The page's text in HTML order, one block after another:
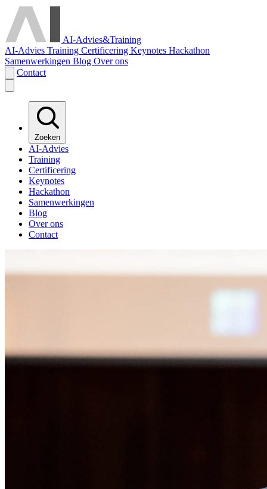
AI-Advies&Training
AI-Advies Training Certificering Keynotes Hackathon
Samenwerkingen Blog Over ons
Contact
Zoeken
AI-Advies
Training
Certificering
Keynotes
Hackathon
Samenwerkingen
Blog
Over ons
Contact